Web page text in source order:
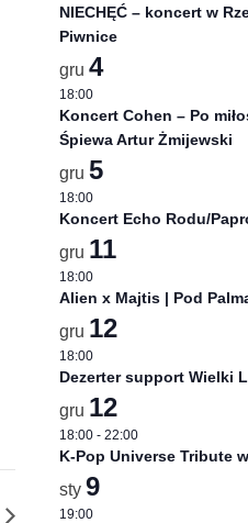
NIECHĘĆ – koncert w
Piwnice
gru 4
18:00
Koncert Cohen – Po
Śpiewa Artur Żmijewski
gru 5
18:00
Koncert Echo Rodu/
gru 11
18:00
Alien x Majtis | Pod
gru 12
18:00
Dezerter support Wielki
gru 12
18:00- 22:00
K-Pop Universe Tribute
sty 9
19:00